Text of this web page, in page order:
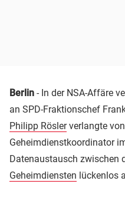
Berlin - In der NSA-Affäre
an SPD-Fraktionschef
Philipp Röslerverlangte
Geheimdienstkoordinator
Datenaustausch zwischen
Geheimdiensten lückenlos